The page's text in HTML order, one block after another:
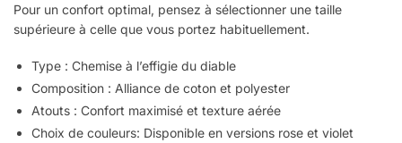
Pour un confort optimal, pensez à sélectionner une taille
supérieure à celle que vous portez habituellement.
Type : Chemise à l’effigie du diable
Composition : Alliance de coton et polyester
Atouts : Confort maximisé et texture aérée
Choix de couleurs: Disponible en versions rose et violet